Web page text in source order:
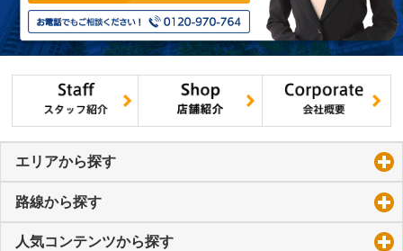
エリアから探す
路線から探す
人気コンテンツから探す